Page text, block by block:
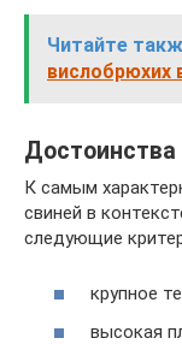
Читайте
вислобрюхих
Достоинства
К самым
свиней в
следующие
крупное
высокая